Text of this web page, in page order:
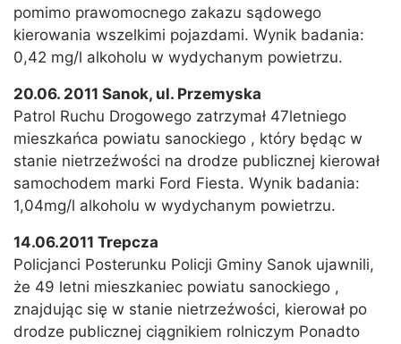
pomimo prawomocnego zakazu sądowego
kierowania wszelkimi pojazdami. Wynik badania:
0,42 mg/l alkoholu w wydychanym powietrzu.
20.06. 2011 Sanok, ul. Przemyska
Patrol Ruchu Drogowego zatrzymał 47letniego
mieszkańca powiatu sanockiego , który będąc w
stanie nietrzeźwości na drodze publicznej kierował
samochodem marki Ford Fiesta. Wynik badania:
1,04mg/l alkoholu w wydychanym powietrzu.
14.06.2011 Trepcza
Policjanci Posterunku Policji Gminy Sanok ujawnili,
że 49 letni mieszkaniec powiatu sanockiego ,
znajdując się w stanie nietrzeźwości, kierował po
drodze publicznej ciągnikiem rolniczym Ponadto